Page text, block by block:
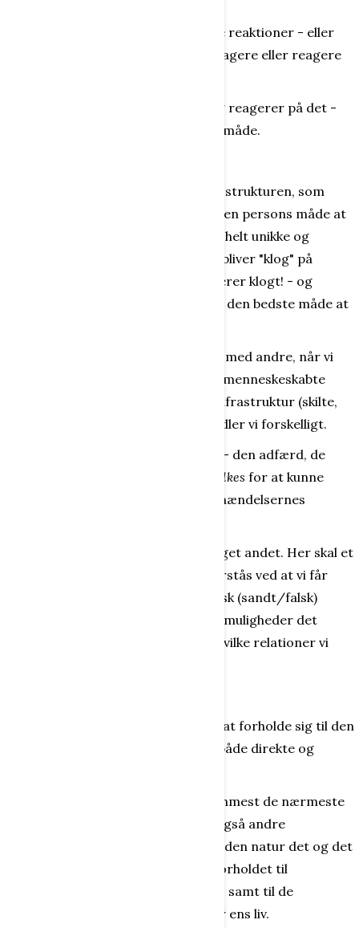
Undertiden kommer der forsinkede reaktioner - eller
personen vælger bevidst at handle, agere eller reagere
Vi sanser, opdager, får ny viden - og reagerer på det -
hver især på vores egen personlige måde.
Adfærd knytter sig til personlighedsstrukturen, som
omfatter alle stabile elementer ved en persons måde at
bruge sig selv på og ved en persons helt unikke og
personlige adfærd og opførsel. Jeg bliver "klog" på
mange forskellige måder - og reagerer klogt! - og
fornuftigt! - fordi jeg tror, at det er den bedste måde at
Når vi opsøger og handler sammen med andre, når vi
færdes i naturen og i vores urbane, menneskeskabte
verden, fyldt med menneskeskabt infrastruktur (skilte,
bygninger, kort, reklamer osv.), handler vi forskelligt.
Den måde, mennesker reagerer på - den adfærd, de
tolkes for at kunne
forklare og få os til at forstå enkelthændelsernes
Vedr. den urbane verden gælder noget andet. Her skal et
fænomen først sanses, tolkes og forstås ved at vi får
begreb om, hvor konkret og realistisk (sandt/falsk)
fænomenet er, og hvilke potentielle muligheder det
indeholder. Og ved at vi overvejer, hvilke relationer vi
Det enkelte menneske er henvist til at forholde sig til den
nærmeste omgangskreds, der har både direkte og
Det gælder naturligvis først og fremmest de nærmeste
personer i omgangskredsen, men også andre
mennesker, dyr som har betydning, den natur det og det
enkelte menneske er afhængig af, forholdet til
redskaber, deres brug og formåen - samt til de
systemer, der sætter rammerne for ens liv.